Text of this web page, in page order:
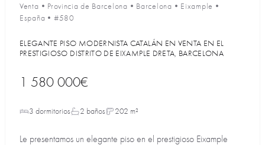
Venta • Provincia de Barcelona • Barcelona • Eixample •
España • #580
ELEGANTE PISO MODERNISTA CATALÁN EN VENTA EN EL
PRESTIGIOSO DISTRITO DE EIXAMPLE DRETA, BARCELONA
1 580 000€
3 dormitorios 2 baños 202 m²
Le presentamos un elegante piso en el prestigioso Eixample